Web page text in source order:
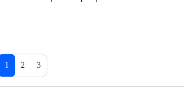
1 2 3